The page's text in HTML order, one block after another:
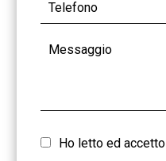
Ho letto ed accetto